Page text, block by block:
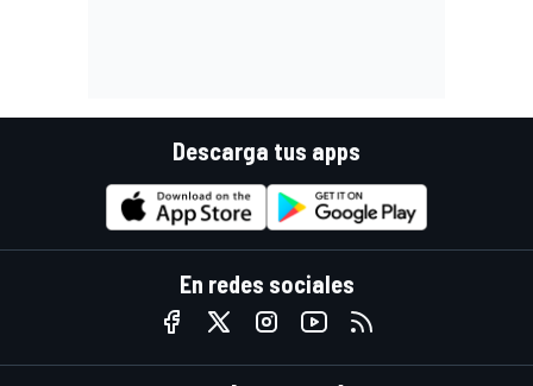
Descarga tus apps
En redes sociales